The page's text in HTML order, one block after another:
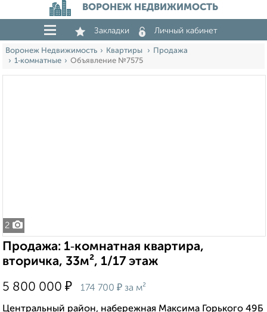
ВОРОНЕЖ НЕДВИЖИМОСТЬ
Закладки Личный кабинет
Воронеж Недвижимость Квартиры
Продажа
1‑комнатные
Объявление №7575
2
Продажа: 1‑комнатная квартира,
вторичка, 33м², 1/17 этаж
5 800 000 ₽ 174 700 ₽ за м²
Центральный район, набережная Максима Горького 49Б